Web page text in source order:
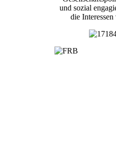
und sozial
die